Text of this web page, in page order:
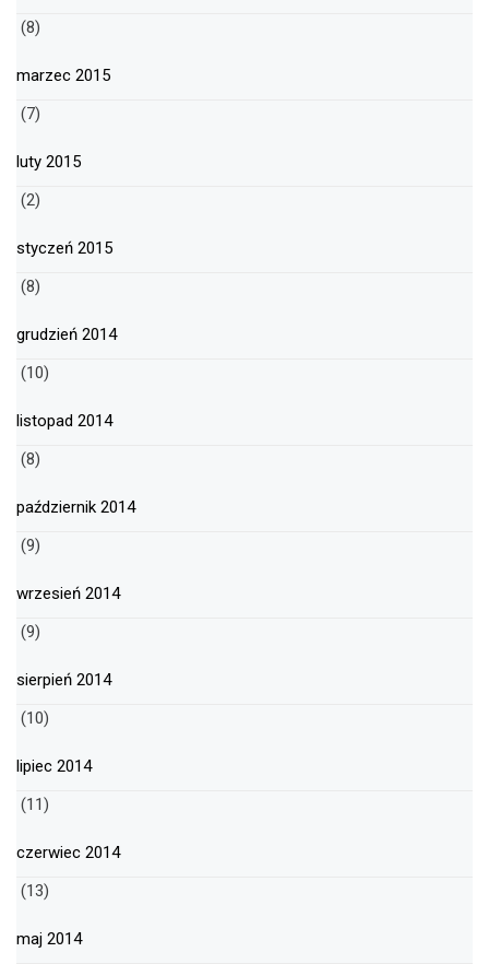
(8)
marzec 2015
(7)
luty 2015
(2)
styczeń 2015
(8)
grudzień 2014
(10)
listopad 2014
(8)
październik 2014
(9)
wrzesień 2014
(9)
sierpień 2014
(10)
lipiec 2014
(11)
czerwiec 2014
(13)
maj 2014